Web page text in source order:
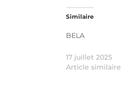
Similaire
BELA
17 juillet 2025
Article similaire